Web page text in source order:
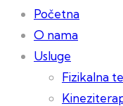
Početna
O nama
Usluge
Fizikalna